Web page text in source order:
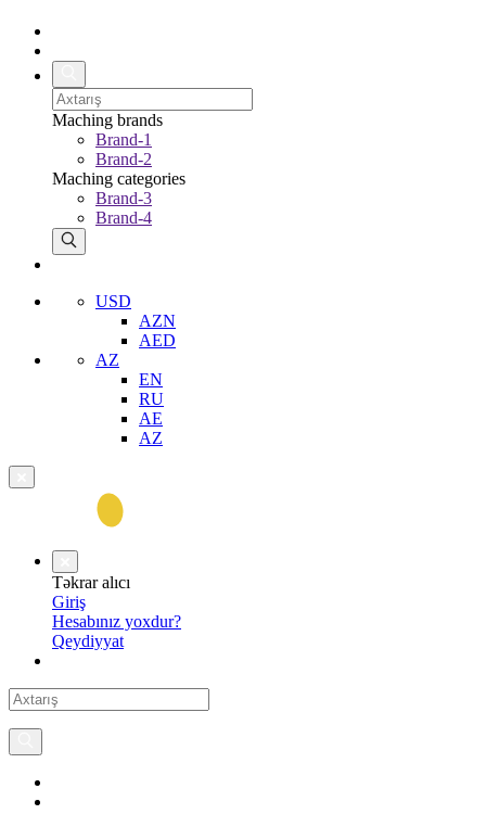
Maching brands
Brand-1
Brand-2
Maching categories
Brand-3
Brand-4
USD
AZN
AED
AZ
EN
RU
AE
AZ
Təkrar alıcı
Giriş
Hesabınız yoxdur?
Qeydiyyat